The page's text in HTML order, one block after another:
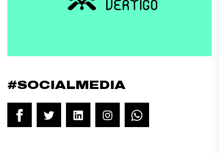
#SOCIALMEDIA
FacebookTwitter LinkedInInstagram